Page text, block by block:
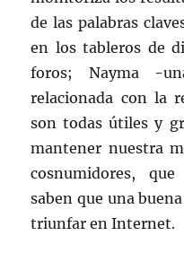
de las palabras
en los tableros de
foros; Nayma -
relacionada con la
son todas útiles y
mantener nuestra
cosnumidores,
saben que una
triunfar en Internet.